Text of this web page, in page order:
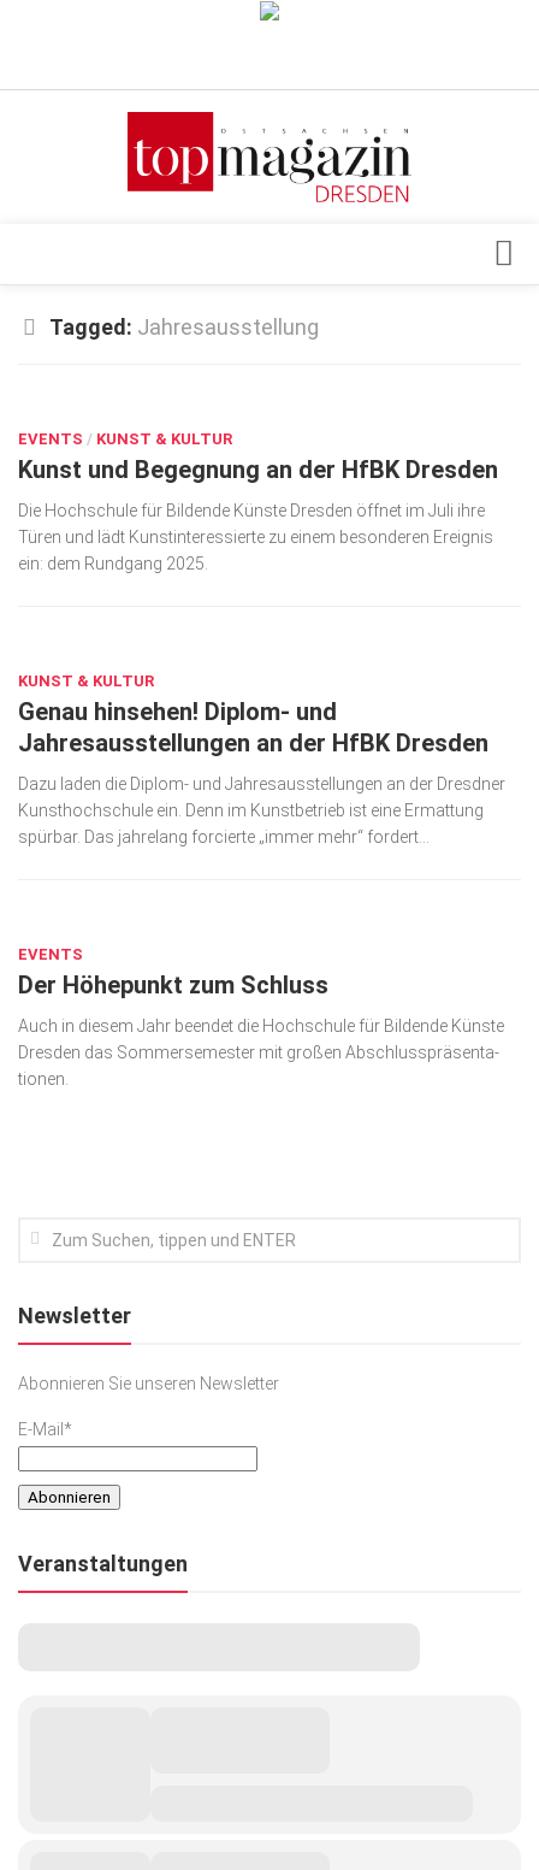
Verkaufsstellen
Top Gesundheitsforum Dresden / Ostsachsen
Geschäft
gesund & schön
Gesellschaft
Kunst & Kultur
Podcast
Top Branchen
SACHSEN IN PARIS
Tagged: Jahresausstellung
EVENTS / KUNST & KULTUR
Kunst und Begegnung an der HfBK Dresden
Die Hochschule für Bildende Künste Dresden öffnet im Juli ihre
Türen und lädt Kunstinteressierte zu einem besonderen Ereignis
ein: dem Rundgang 2025.
KUNST & KULTUR
Genau hinsehen! Diplom- und
Jahresausstellungen an der HfBK Dresden
Dazu laden die Diplom- und Jahresausstellungen an der Dresdner
Kunsthochschule ein. Denn im Kunstbetrieb ist eine Ermattung
spürbar. Das jahrelang forcierte „immer mehr“ fordert...
EVENTS
Der Höhepunkt zum Schluss
Auch in diesem Jahr beendet die Hochschule für Bildende Künste
Dresden das Sommer­se­mester mit großen Abschlusspräsenta­
tionen.
Newsletter
Abonnieren Sie unseren Newsletter
E-Mail*
Veranstaltungen